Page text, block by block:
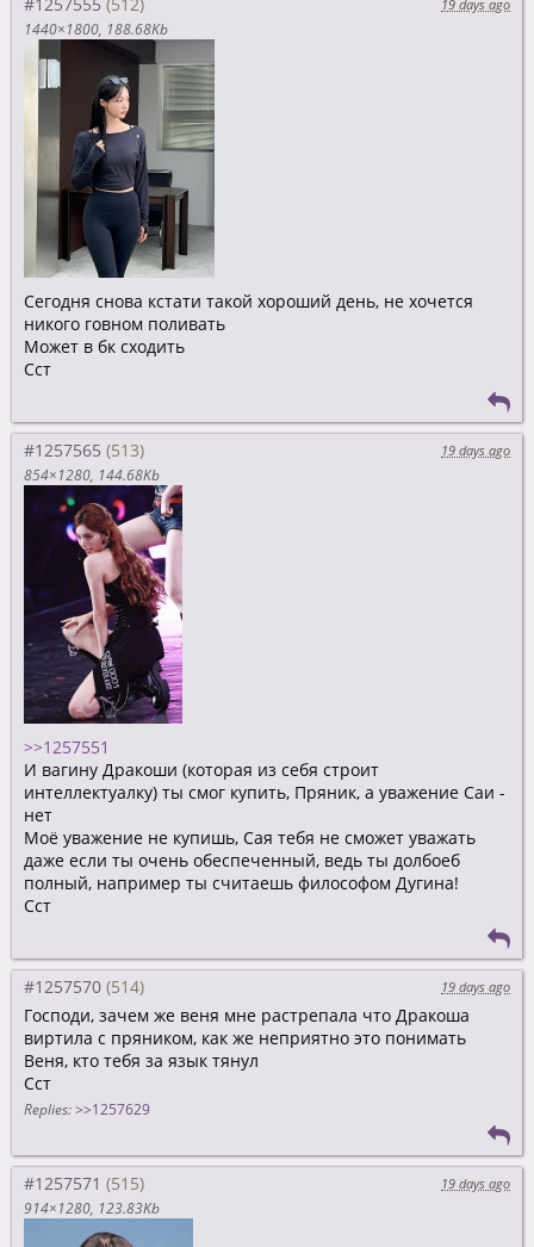
19 days ago
1440×1800 188.68Kb
Сегодня снова кстати такой хороший день, не хочется
никого говном поливать
Может в бк сходить
Сст
#1257565
19 days ago
854×1280 144.68Kb
>>1257551
И вагину Дракоши (которая из себя строит
интеллектуалку) ты смог купить, Пряник, а уважение Саи -
нет
Моё уважение не купишь, Сая тебя не сможет уважать
даже если ты очень обеспеченный, ведь ты долбоеб
полный, например ты считаешь философом Дугина!
Сст
#1257570 19 days ago
Господи, зачем же веня мне растрепала что Дракоша
виртила с пряником, как же неприятно это понимать
Веня, кто тебя за язык тянул
Сст
Replies: >>1257629
#1257571
19 days ago
914×1280 123.83Kb